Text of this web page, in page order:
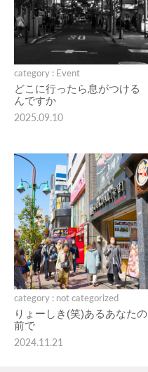
category : Event
どこに行ったら息がつける
んですか
2025.09.10
category : not categorized
りょーしき(笑)あるあなたの
前で
2024.11.21